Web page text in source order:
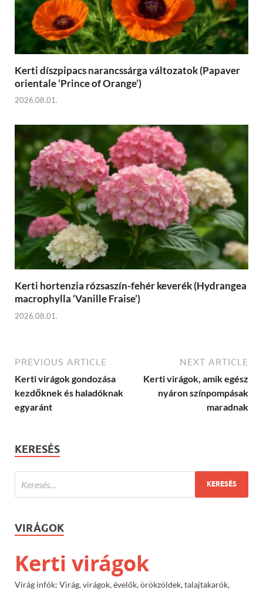
Kerti díszpipacs narancssárga változatok (Papaver
orientale ‘Prince of Orange’)
2026.08.01.
Kerti hortenzia rózsaszín-fehér keverék (Hydrangea
macrophylla ‘Vanille Fraise’)
2026.08.01.
PREVIOUS ARTICLE
Kerti virágok gondozása
kezdőknek és haladóknak
egyaránt
NEXT ARTICLE
Kerti virágok, amik egész
nyáron színpompásak
maradnak
KERESÉS
VIRÁGOK
Kerti virágok
Virág infók: Virág, virágok, évelők, örökzöldek, talajtakarók,